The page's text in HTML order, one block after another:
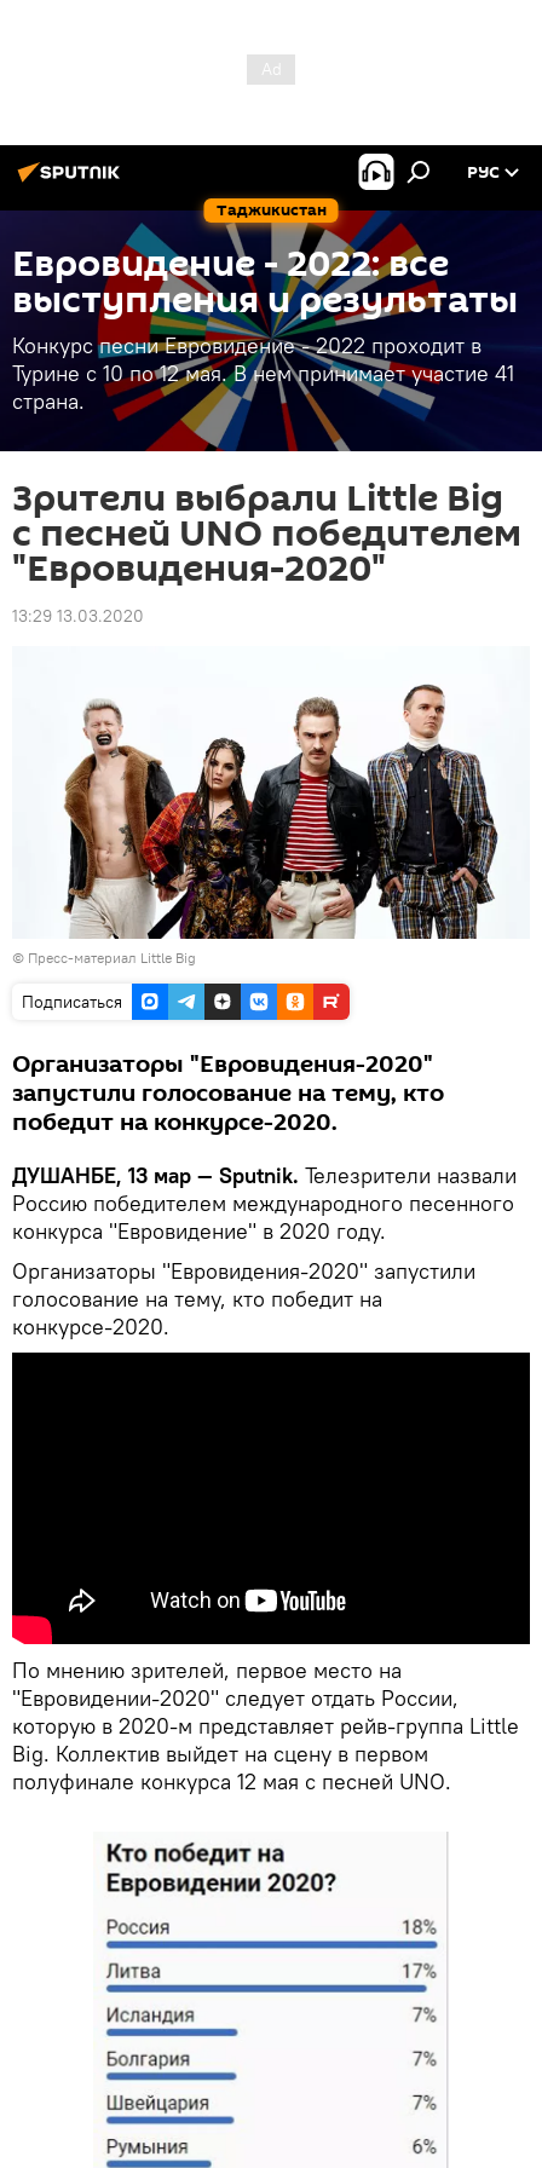
Таджикистан
РУС
Евровидение - 2022: все
выступления и результаты
Конкурс песни Евровидение - 2022 проходит в
Турине с 10 по 12 мая. В нем принимает участие 41
страна.
Зрители выбрали Little Big
с песней UNO победителем
"Евровидения-2020"
13:29 13.03.2020
© Пресс-материал Little Big
Подписаться
Организаторы "Евровидения-2020"
запустили голосование на тему, кто
победит на конкурсе-2020.
ДУШАНБЕ, 13 мар — Sputnik. Телезрители назвали
Россию победителем международного песенного
конкурса "Евровидение" в 2020 году.
Организаторы "Евровидения-2020" запустили
голосование на тему, кто победит на
конкурсе-2020.
По мнению зрителей, первое место на
"Евровидении-2020" следует отдать России,
которую в 2020-м представляет рейв-группа Little
Big. Коллектив выйдет на сцену в первом
полуфинале конкурса 12 мая с песней UNO.